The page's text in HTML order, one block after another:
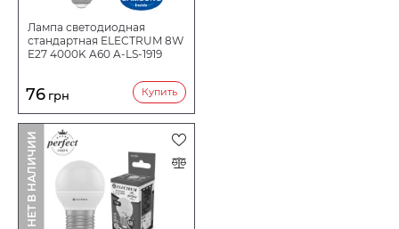
Лампа светодиодная
стандартная ELECTRUM 8W
E27 4000K A60 A-LS-1919
76 грн Купить
НЕТ В НАЛИЧИИ